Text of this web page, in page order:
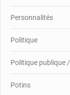
Personnalités
Politique
Politique publique
Potins